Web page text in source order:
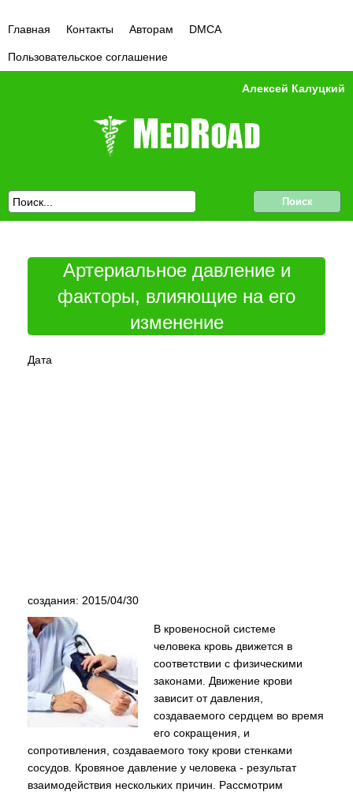
Главная Контакты Авторам DMCA
Пользовательское соглашение
Алексей Калуцкий
Артериальное давление и
факторы, влияющие на его
изменение
Дата
создания: 2015/04/30
В кровеносной системе
человека кровь движется в
соответствии с физическими
законами. Движение крови
зависит от давления,
создаваемого сердцем во время
его сокращения, и
сопротивления, создаваемого току крови стенками
сосудов. Кровяное давление у человека - результат
взаимодействия нескольких причин. Рассмотрим